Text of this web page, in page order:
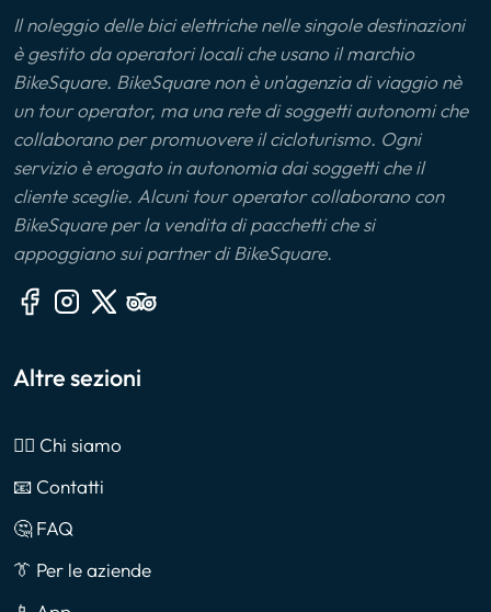
Il noleggio delle bici elettriche nelle singole destinazioni
è gestito da operatori locali che usano il marchio
BikeSquare. BikeSquare non è un'agenzia di viaggio nè
un tour operator, ma una rete di soggetti autonomi che
collaborano per promuovere il cicloturismo. Ogni
servizio è erogato in autonomia dai soggetti che il
cliente sceglie. Alcuni tour operator collaborano con
BikeSquare per la vendita di pacchetti che si
appoggiano sui partner di BikeSquare.
Altre sezioni
🙎‍♂️ Chi siamo
📧 Contatti
🤔 FAQ
👔 Per le aziende